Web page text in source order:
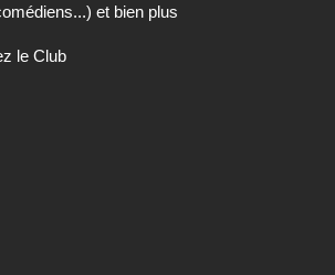
et bien plus
le Club